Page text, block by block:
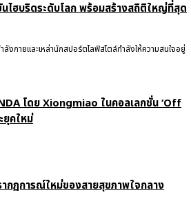
นไฮบริดระดับโลก พร้อมสร้างสถิติใหญ่ที่สุด
ลังกายและเหล่านักสปอร์ตไลฟ์สไตล์กำลังให้ความสนใจอยู่
โดย Xiongmiao ในคอลเลกชั่น ‘Off
ยุคใหม่
กฏการณ์ใหม่ของสายสุขภาพใจกลาง